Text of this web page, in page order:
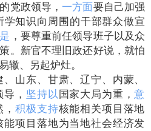
党政领导，一方面要自己加强
学知识向周围的干部群众做宣
，要尊重前任领导班子以及众
。新官不理旧政还好说，就怕
辙、另起炉灶。
山东、甘肃、辽宁、内蒙、
， 坚持以 国家大局为重，意
，积极支持核能相关项目落地
能项目落地为当地社会经济发